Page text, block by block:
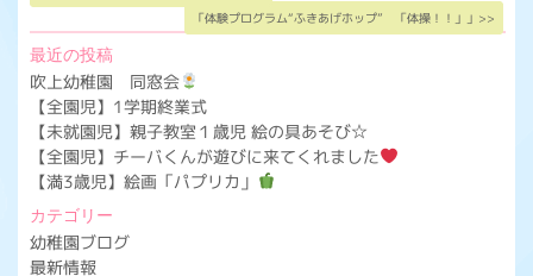
「体験プログラム“ふきあげホップ” 「体操！！」」>>
最近の投稿
吹上幼稚園 同窓会
【全園児】1学期終業式
【未就園児】親子教室１歳児 絵の具あそび☆
【全園児】チーバくんが遊びに来てくれました
【満3歳児】絵画「パプリカ」
カテゴリー
幼稚園ブログ
最新情報